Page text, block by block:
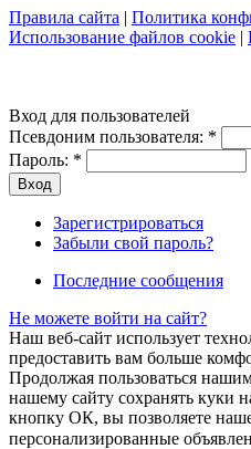
Правила сайта | Политика
Использование файлов cookie |
Вход для пользователей
Псевдоним пользователя: *
Пароль: *
Зарегистрироваться
Забыли свой пароль?
Последние сообщения
Не можете войти на сайт?
Наш веб-сайт использует
предоставить вам больше
Продолжая пользоваться
нашему сайту сохранять куки
кнопку ОК, вы позволяете
персонализированные